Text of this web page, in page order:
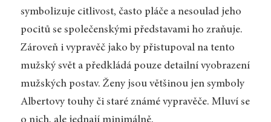
symbolizuje citlivost, často pláče a nesoulad jeho
pocitů se společenskými představami ho zraňuje.
Zároveň i vypravěč jako by přistupoval na tento
mužský svět a předkládá pouze detailní vyobrazení
mužských postav. Ženy jsou většinou jen symboly
Albertovy touhy či staré známé vypravěče. Mluví se